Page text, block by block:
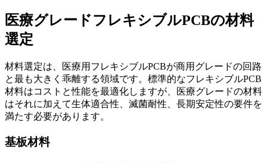
医療グレードフレキシブルPCBの材料
選定
材料選定は、医療用フレキシブルPCBが商用グレードの回路
と最も大きく乖離する領域です。標準的なフレキシブルPCB
材料はコストと性能を最適化しますが、医療グレードの材料
はそれに加えて生体適合性、滅菌耐性、長期安定性の要件を
満たす必要があります。
基板材料